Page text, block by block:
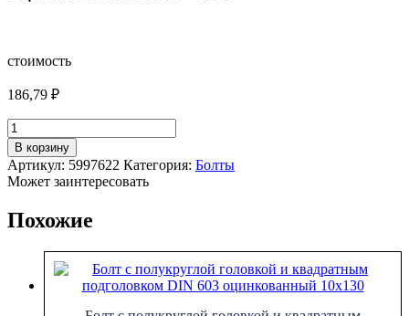
стоимость
186,79 ₽
Количество
товара
Болт
с
шестигранной
ГОСТ
В корзину
Артикул: 5997622 Категория: Болты
Может заинтересовать
Похожие